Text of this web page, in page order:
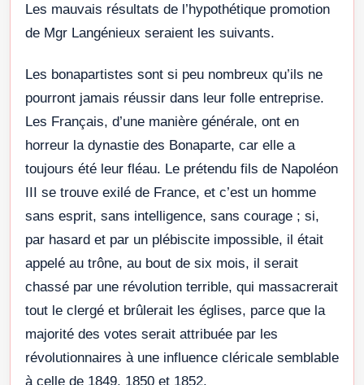
Les mauvais résultats de l’hypothétique promotion
de Mgr Langénieux seraient les suivants.
Les bonapartistes sont si peu nombreux qu’ils ne
pourront jamais réussir dans leur folle entreprise.
Les Français, d’une manière générale, ont en
horreur la dynastie des Bonaparte, car elle a
toujours été leur fléau. Le prétendu fils de Napoléon
III se trouve exilé de France, et c’est un homme
sans esprit, sans intelligence, sans courage ; si,
par hasard et par un plébiscite impossible, il était
appelé au trône, au bout de six mois, il serait
chassé par une révolution terrible, qui massacrerait
tout le clergé et brûlerait les églises, parce que la
majorité des votes serait attribuée par les
révolutionnaires à une influence cléricale semblable
à celle de 1849, 1850 et 1852.